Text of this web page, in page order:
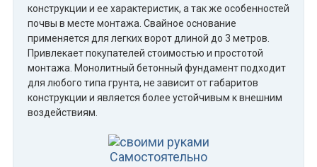
конструкции и ее характеристик, а так же особенностей
почвы в месте монтажа. Свайное основание
применяется для легких ворот длиной до 3 метров.
Привлекает покупателей стоимостью и простотой
монтажа. Монолитный бетонный фундамент подходит
для любого типа грунта, не зависит от габаритов
конструкции и является более устойчивым к внешним
воздействиям.
Самостоятельно